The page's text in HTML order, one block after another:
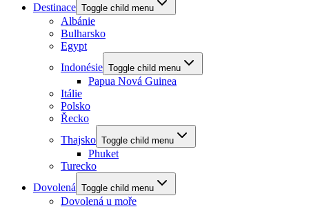
Destinace Toggle child menu
Albánie
Bulharsko
Egypt
Indonésie Toggle child menu
Papua Nová Guinea
Itálie
Polsko
Řecko
Thajsko Toggle child menu
Phuket
Turecko
Dovolená Toggle child menu
Dovolená u moře